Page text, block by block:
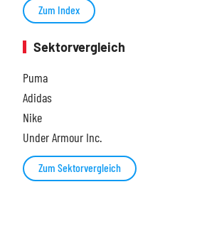
Zum Index
Sektorvergleich
Puma
Adidas
Nike
Under Armour Inc.
Zum Sektorvergleich